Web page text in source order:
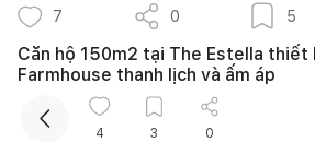
7 0 5
Căn hộ 150m2 tại The Estella thiết
Farmhouse thanh lịch và ấm áp
139DESIGN
4 3 0